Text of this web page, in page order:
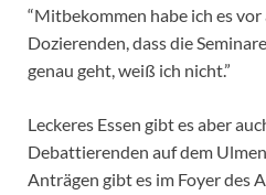
“Mitbekommen habe ich es
Dozierenden, dass die
genau geht, weiß ich nicht.”
Leckeres Essen gibt es aber
Debattierenden auf dem
Anträgen gibt es im Foyer des